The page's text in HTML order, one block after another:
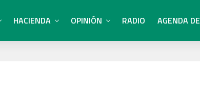
HACIENDA OPINIÓN RADIO AGENDA